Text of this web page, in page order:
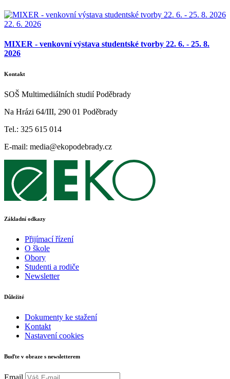
22. 6. 2026
MIXER - venkovní výstava studentské tvorby 22. 6. - 25. 8.
2026
Kontakt
SOŠ Multimediálních studií Poděbrady
Na Hrázi 64/III, 290 01 Poděbrady
Tel.: 325 615 014
E-mail: media@ekopodebrady.cz
Základní odkazy
Přijímací řízení
O škole
Obory
Studenti a rodiče
Newsletter
Důležité
Dokumenty ke stažení
Kontakt
Nastavení cookies
Buďte v obraze s newsletterem